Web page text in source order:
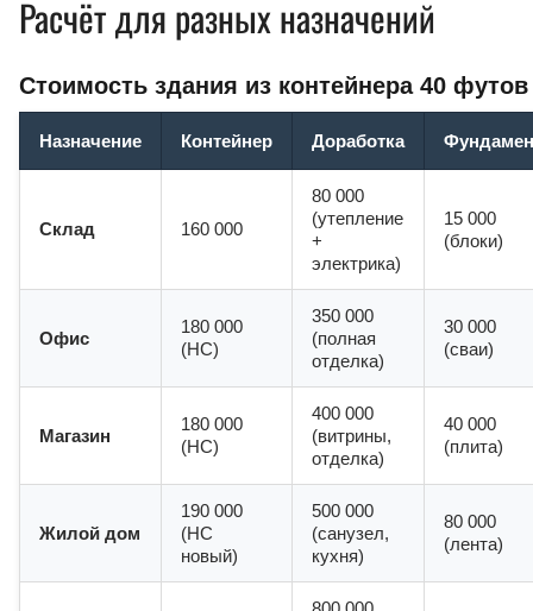
Расчёт для разных назначений
Стоимость здания из контейнера 40
Назначение Контейнер Доработка
Склад 160 000
80 000
(утепление
+
электрика)
15 000
(блоки)
Офис
180 000
(HC)
350 000
(полная
отделка)
30 000
(сваи)
Магазин
180 000
(HC)
400 000
(витрины,
отделка)
40 000
(плита)
Жилой дом
190 000
(HC
новый)
500 000
(санузел,
кухня)
80 000
(лента)